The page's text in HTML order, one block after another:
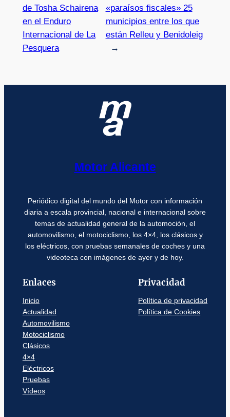
de Tosha Schairena
en el Enduro
Internacional de La
Pesquera
«paraísos fiscales» 25
municipios entre los que
están Relleu y Benidoleig
→
Motor Alicante
Periódico digital del mundo del Motor con información
diaria a escala provincial, nacional e internacional sobre
temas de actualidad general de la automoción, el
automovilismo, el motociclismo, los 4×4, los clásicos y
los eléctricos, con pruebas semanales de coches y una
videoteca con imágenes de ayer y de hoy.
Enlaces
Inicio
Actualidad
Automovilismo
Motociclismo
Clásicos
4×4
Eléctricos
Pruebas
Vídeos
Privacidad
Política de privacidad
Política de Cookies